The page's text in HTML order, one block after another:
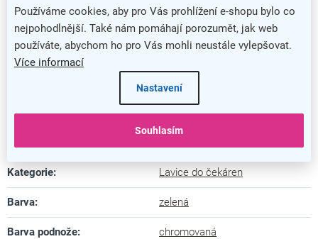
Používáme cookies, aby pro Vás prohlížení e-shopu bylo co
nejpohodlnější. Také nám pomáhají porozumět, jak web
používáte, abychom ho pro Vás mohli neustále vylepšovat.
Více informací
Nastavení
Souhlasím
Hlavní přednosti čalouněné lavice SMART
Čalouněná lavice SMART nabízí široké spektrum využití
Stabilní konstrukce poskytuje čtyři místa k sezení
Pohodlí a příjemný vzhled zajistí čalounění látkou
Nosnost jednoho místa je 100 kg
Doplňkové parametry
Kategorie: Lavice do čekáren
Barva: zelená
Barva podnože: chromovaná